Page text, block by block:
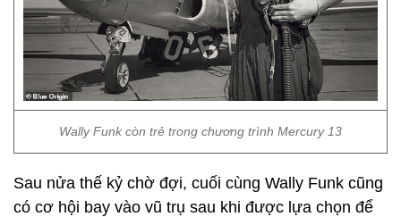
Wally Funk còn trẻ trong chương trình Mercury 13
Sau nửa thế kỷ chờ đợi, cuối cùng Wally Funk cũng
có cơ hội bay vào vũ trụ sau khi được lựa chọn để